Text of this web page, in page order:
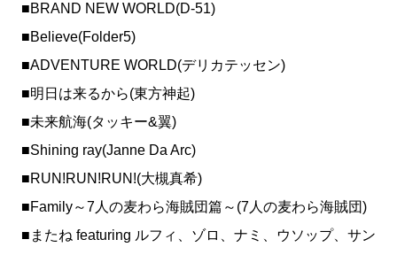
■BRAND NEW WORLD(D-51)
■Believe(Folder5)
■ADVENTURE WORLD(デリカテッセン)
■明日は来るから(東方神起)
■未来航海(タッキー&翼)
■Shining ray(Janne Da Arc)
■RUN!RUN!RUN!(大槻真希)
■Family～7人の麦わら海賊団篇～(7人の麦わら海賊団)
■またね featuring ルフィ、ゾロ、ナミ、ウソップ、サン